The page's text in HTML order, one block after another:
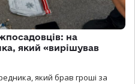
на
який «вирішував
який брав гроші за